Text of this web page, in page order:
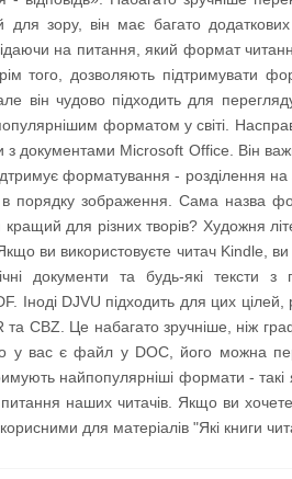
для зору, він має багато
на питання, який формат
того, дозволяють підтримувати
він чудово підходить для
форматом у світі.
документами Microsoft Office. Він
форматування - розділення на
порядку зображення. Сама назва
для різних творів? Художня
ви використовуєте читач Kindle,
документи та будь-які тексти
Іноді DJVU підходить для цих
CBZ. Це набагато зручніше, ніж
у вас є файл у DOC, його можна
найпопулярніші формати -
питання наших читачів. Якщо ви
для матеріалів "Які книги